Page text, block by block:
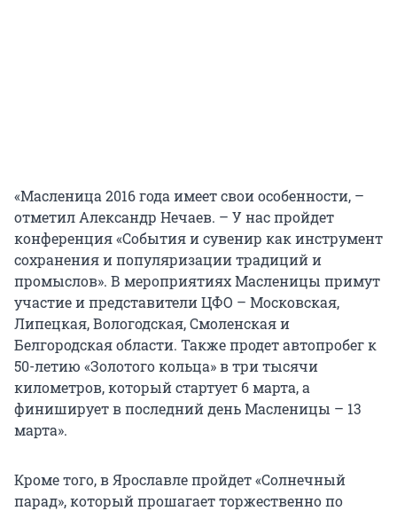
«Масленица 2016 года имеет свои особенности, –
отметил Александр Нечаев. – У нас пройдет
конференция «События и сувенир как инструмент
сохранения и популяризации традиций и
промыслов». В мероприятиях Масленицы примут
участие и представители ЦФО – Московская,
Липецкая, Вологодская, Смоленская и
Белгородская области. Также продет автопробег к
50-летию «Золотого кольца» в три тысячи
километров, который стартует 6 марта, а
финиширует в последний день Масленицы – 13
марта».
Кроме того, в Ярославле пройдет «Солнечный
парад», который прошагает торжественно по